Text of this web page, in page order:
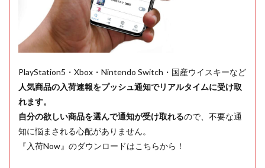
PlayStation5・Xbox・Nintendo Switch・国産ウイスキーなど
人気商品の入荷速報をプッシュ通知でリアルタイムに受け取
れます。
自分の欲しい商品を選んで通知が受け取れるので、不要な通
知に悩まされる心配がありません。
『入荷Now』のダウンロードはこちらから！